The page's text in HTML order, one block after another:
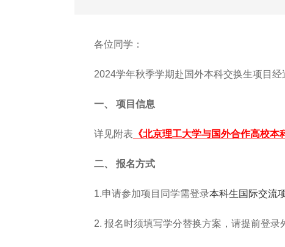
各位同学：
2024学年秋季学期赴国外本科交换生项目
一、 项目信息
详见附表 《北京理工大学与国外合作高校本
二、 报名方式
1.申请参加项目同学需登录本科生国际交流
2. 报名时须填写学分替换方案，请提前登录